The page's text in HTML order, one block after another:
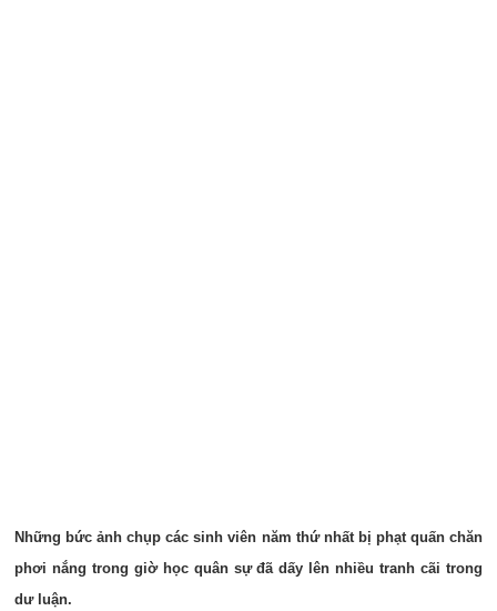
Những bức ảnh chụp các sinh viên năm thứ nhất bị phạt quấn chăn
phơi nắng trong giờ học quân sự đã dấy lên nhiều tranh cãi trong
dư luận.